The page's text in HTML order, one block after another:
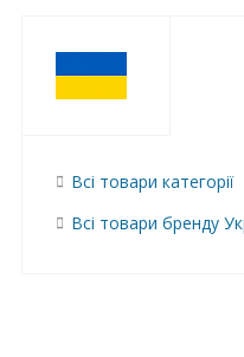
Всі товари категорії
Всі товари бренду